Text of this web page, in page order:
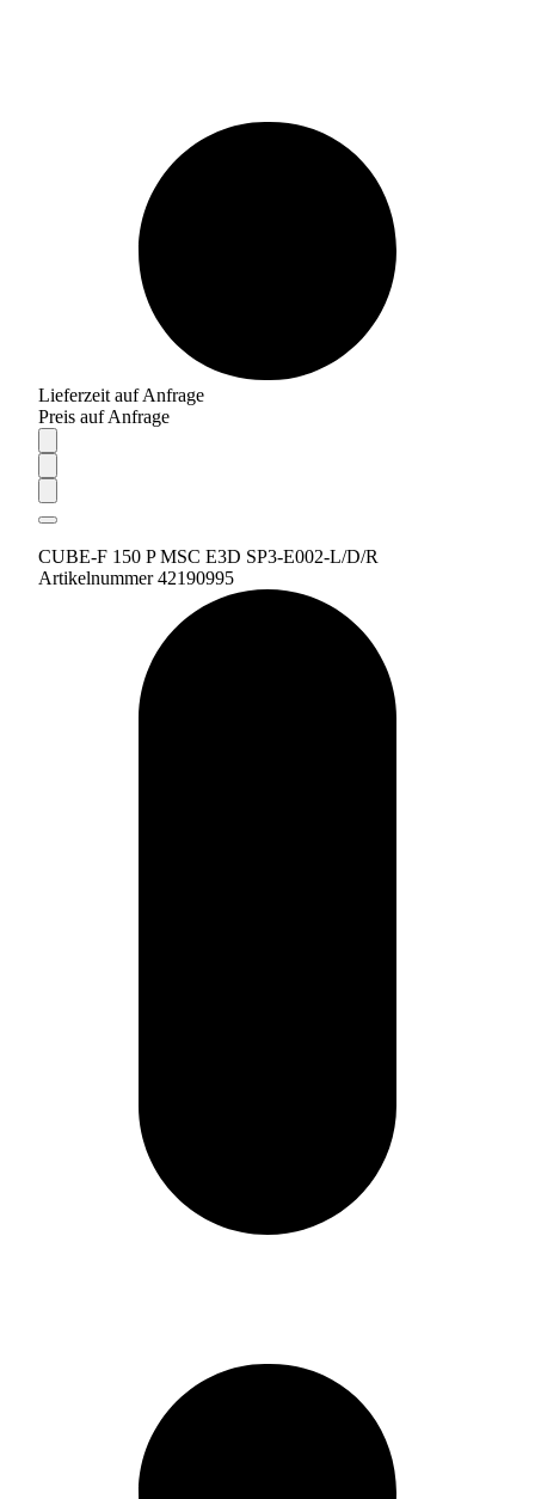
Lieferzeit auf Anfrage
Preis auf Anfrage
CUBE-F 150 P MSC E3D SP3-E002-L/D/R
Artikelnummer 42190995